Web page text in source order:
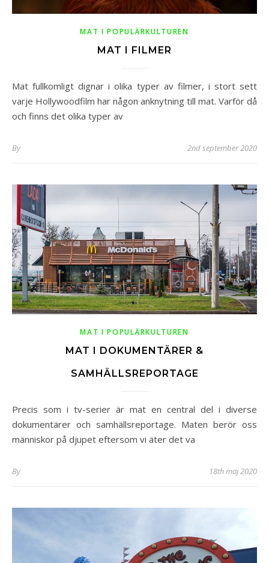
MAT I POPULÄRKULTUREN
MAT I FILMER
Mat fullkomligt dignar i olika typer av filmer, i stort sett
varje Hollywoodfilm har någon anknytning till mat. Varför då
och finns det olika typer av
By 2nd september 2020
MAT I POPULÄRKULTUREN
MAT I DOKUMENTÄRER &
SAMHÄLLSREPORTAGE
Precis som i tv-serier är mat en central del i diverse
dokumentärer och samhällsreportage. Maten berör oss
människor på djupet eftersom vi äter det va
By 18th maj 2020